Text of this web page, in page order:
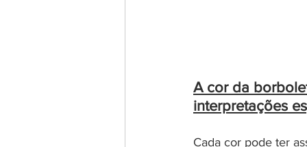
A cor da
interpretações
Cada cor pode ter